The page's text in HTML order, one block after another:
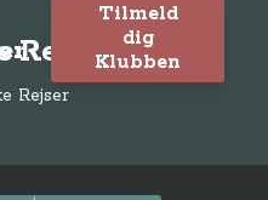
Rejser
Tilmeld
dig
Klubben